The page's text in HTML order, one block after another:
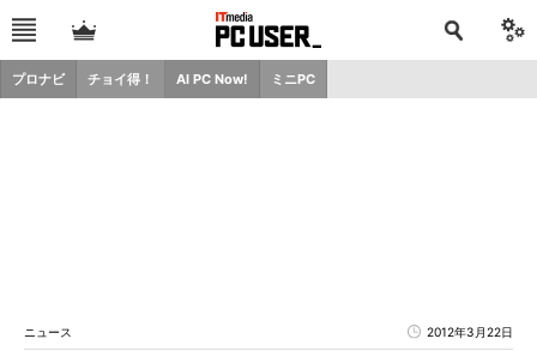
プロナビ チョイ得！ AI PC Now! ミニPC
ニュース 2012年3月22日